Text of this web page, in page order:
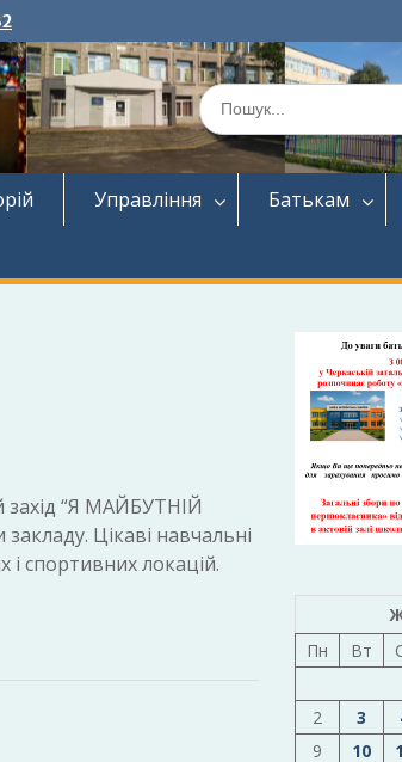
Шукати:
Управління Батькам
захід “Я МАЙБУТНІЙ
Цікаві навчальні
і спортивних локацій.
Пн
Вт
2
3
9
10